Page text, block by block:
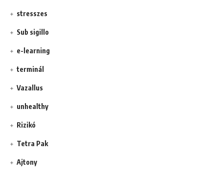
stresszes
Sub sigillo
e-learning
terminál
Vazallus
unhealthy
Rizikó
Tetra Pak
Ajtony